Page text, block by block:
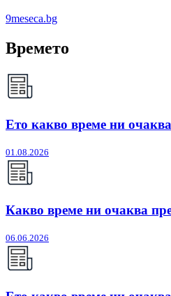
9meseca.bg
Времето
Ето какво време ни
01.08.2026
Какво време ни очаква
06.06.2026